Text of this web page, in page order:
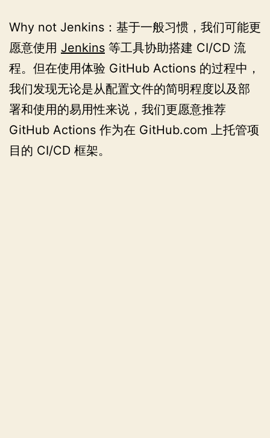
Why not Jenkins：基于一般习惯，我们可能更
愿意使用 Jenkins 等工具协助搭建 CI/CD 流
程。但在使用体验 GitHub Actions 的过程中，
我们发现无论是从配置文件的简明程度以及部
署和使用的易用性来说，我们更愿意推荐
GitHub Actions 作为在 GitHub.com 上托管项
目的 CI/CD 框架。